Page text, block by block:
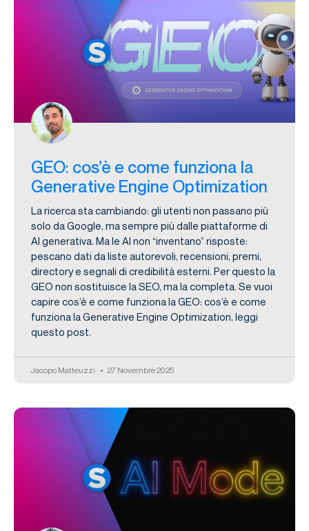
GEO: cos’è e come funziona la
Generative Engine Optimization
La ricerca sta cambiando: gli utenti non passano più
solo da Google, ma sempre più dalle piattaforme di
AI generativa. Ma le AI non “inventano” risposte:
pescano dati da liste autorevoli, recensioni, premi,
directory e segnali di credibilità esterni. Per questo la
GEO non sostituisce la SEO, ma la completa. Se vuoi
capire cos’è e come funziona la GEO: cos’è e come
funziona la Generative Engine Optimization, leggi
questo post.
Jacopo Matteuzzi 27 Novembre 2025